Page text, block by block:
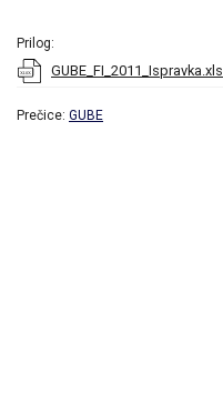
Prilog:
GUBE_FI_2011_Ispravka.xls
Prečice: GUBE